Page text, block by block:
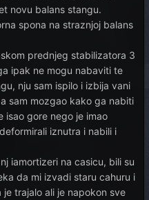
novu balans stangu.
spona na straznjoj balans
prednjeg stabilizatora 3
ipak ne mogu nabaviti te
nju sam ispilo i izbija vani
sam mozgao kako ga nabiti
isao gore nego je imao
iznutra i nabili i
iamortizeri na casicu, bili su
da mi izvadi staru cahuru i
trajalo ali je napokon sve